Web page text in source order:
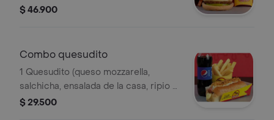
mozzarella, tomate y salsas).
$ 46.900
Combo quesudito
1 Quesudito (queso mozzarella,
salchicha, ensalada de la casa, ripio y
salsas). acompañado de papas a la
$ 29.500